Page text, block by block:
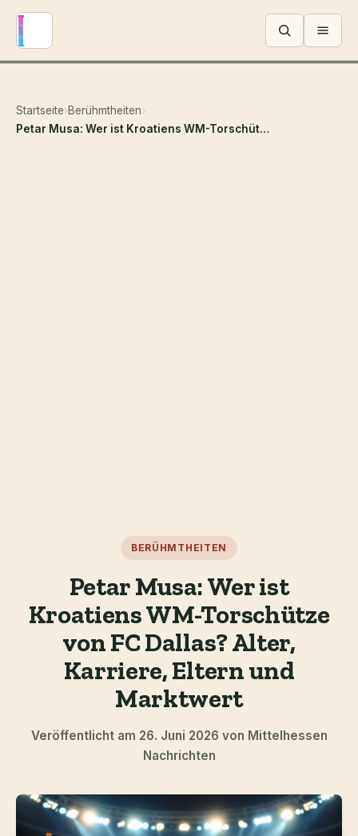
Menü
Startseite›Berühmtheiten›
Petar Musa: Wer ist Kroatiens WM-Torschütze von FC Dallas? Alter, Karriere, Eltern und Marktwert
BERÜHMTHEITEN
Petar Musa: Wer ist
Kroatiens WM-Torschütze
von FC Dallas? Alter,
Karriere, Eltern und
Marktwert
Veröffentlicht am 26. Juni 2026 von Mittelhessen
Nachrichten